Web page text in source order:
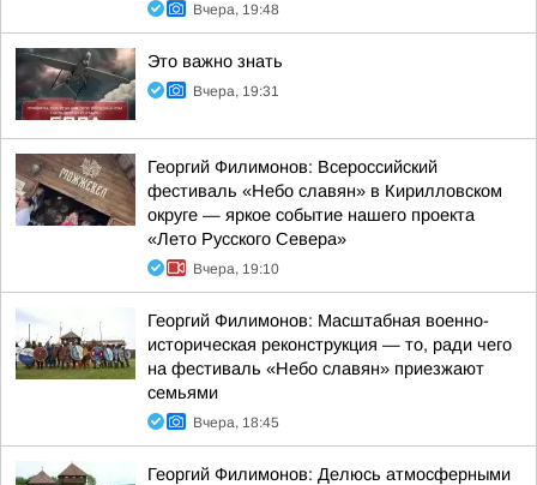
Вчера, 19:48
Это важно знать
Вчера, 19:31
Георгий Филимонов: Всероссийский
фестиваль «Небо славян» в Кирилловском
округе — яркое событие нашего проекта
«Лето Русского Севера»
Вчера, 19:10
Георгий Филимонов: Масштабная военно-
историческая реконструкция — то, ради чего
на фестиваль «Небо славян» приезжают
семьями
Вчера, 18:45
Георгий Филимонов: Делюсь атмосферными